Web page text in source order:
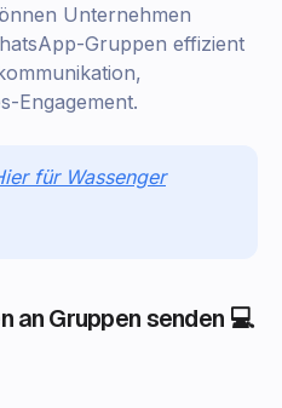
Unternehmen
Gruppen effizient
Engagement.
für Wassenger
an Gruppen senden 💻